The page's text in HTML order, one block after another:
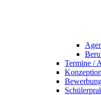
Termine /
Konzeption